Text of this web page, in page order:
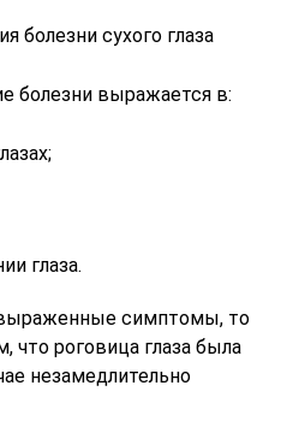
болезни сухого глаза
болезни выражается в:
глаза.
симптомы, то
что роговица глаза была
незамедлительно